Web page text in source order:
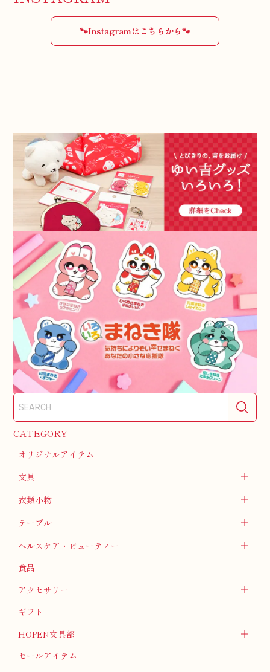
CATEGORY
オリジナルアイテム
文具
衣類小物
テーブル
ヘルスケア・ビューティー
食品
アクセサリー
ギフト
HOPEN文具部
セールアイテム
🐾Instagramはこちらから🐾